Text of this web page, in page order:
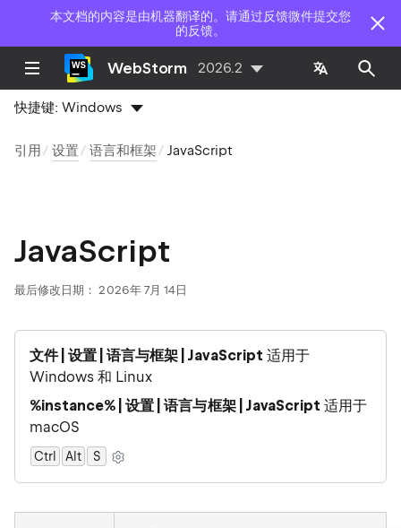
本文档的内容是由机器翻译的。请通过反馈微件提交您
的反馈。
WebStorm 2026.2
快捷键:Windows
引用 设置 语言和框架 JavaScript
JavaScript
最后修改日期： 2026年 7月 14日
文件 | 设置 | 语言与框架 | JavaScript 适用于
Windows 和 Linux
%instance% | 设置 | 语言与框架 | JavaScript 适用于
macOS
Ctrl Alt 0
S